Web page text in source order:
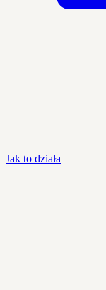
Jak to działa